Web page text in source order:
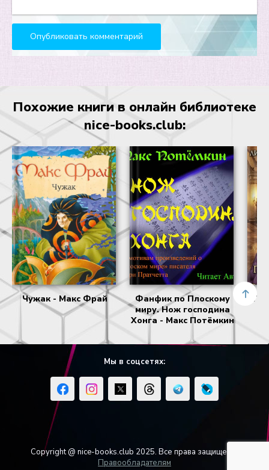
Похожие книги в онлайн библиотеке
nice-books.club:
Чужак - Макс Фрай
Фанфик по Плоскому
миру. Нож господина
Хонга - Макс Потёмкин
Мы в соцсетях:
Copyright @ nice-books.club 2025. Все права защищены.
Правообладателям